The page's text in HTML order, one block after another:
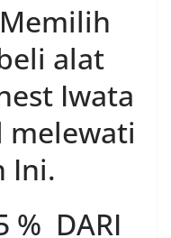
alat
Iwata
melewati
Ini.
% DARI